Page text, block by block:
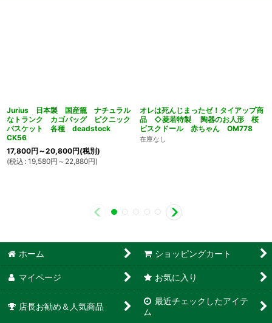
Jurius 日本製 国産籠 ナチュラル
なトランク カゴバッグ ピクニック
バスケット 各種 deadstock
CK56
17,800円 ～20,800円(税別)
(税込 : 19,580円 ～22,880円)
オレは死んじまったゼ！タイアップ商
品 ◇菱若特製 陶器のお人形 桜
ビスクドール 赤ちゃん OM778
在庫なし
ホーム ショッピングカート
マイページ お気に入り
店長お勧め＆人気商品
最近チェックしたアイテ
ム